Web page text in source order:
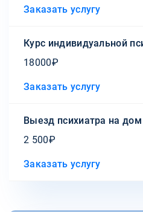
Заказать услугу
Курс индивидуальной
18000₽
Заказать услугу
Выезд психиатра на дом
2 500₽
Заказать услугу